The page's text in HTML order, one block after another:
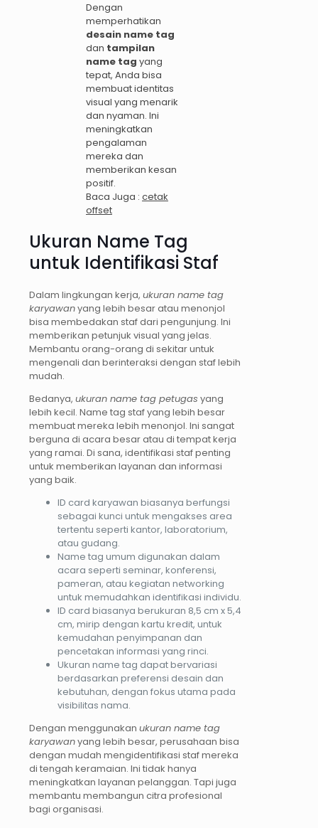
Dengan
memperhatikan
desain name tag
dan tampilan
name tag yang
tepat, Anda bisa
membuat identitas
visual yang menarik
dan nyaman. Ini
meningkatkan
pengalaman
mereka dan
memberikan kesan
positif.
Baca Juga : cetak
offset
Ukuran Name Tag
untuk Identifikasi Staf
Dalam lingkungan kerja, ukuran name tag
karyawanyang lebih besar atau menonjol
bisa membedakan staf dari pengunjung. Ini
memberikan petunjuk visual yang jelas.
Membantu orang-orang di sekitar untuk
mengenali dan berinteraksi dengan staf lebih
mudah.
Bedanya, ukuran name tag petugas yang
lebih kecil. Name tag staf yang lebih besar
membuat mereka lebih menonjol. Ini sangat
berguna di acara besar atau di tempat kerja
yang ramai. Di sana, identifikasi staf penting
untuk memberikan layanan dan informasi
yang baik.
ID card karyawan biasanya berfungsi
sebagai kunci untuk mengakses area
tertentu seperti kantor, laboratorium,
atau gudang.
Name tag umum digunakan dalam
acara seperti seminar, konferensi,
pameran, atau kegiatan networking
untuk memudahkan identifikasi individu.
ID card biasanya berukuran 8,5 cm x 5,4
cm, mirip dengan kartu kredit, untuk
kemudahan penyimpanan dan
pencetakan informasi yang rinci.
Ukuran name tag dapat bervariasi
berdasarkan preferensi desain dan
kebutuhan, dengan fokus utama pada
visibilitas nama.
Dengan menggunakan ukuran name tag
karyawanyang lebih besar, perusahaan bisa
dengan mudah mengidentifikasi staf mereka
di tengah keramaian. Ini tidak hanya
meningkatkan layanan pelanggan. Tapi juga
membantu membangun citra profesional
bagi organisasi.